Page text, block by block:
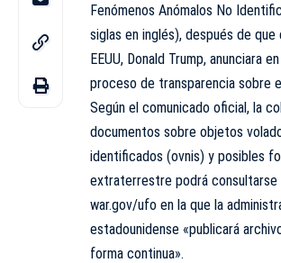
Fenómenos Anómalos No
siglas en inglés), después de
EEUU, Donald Trump, anunciara
proceso de transparencia sobre
Según el comunicado oficial, la
documentos sobre objetos
identificados (ovnis) y posibles
extraterrestre podrá consultarse
war.gov/ufo en la que la
estadounidense «publicará
forma continua».